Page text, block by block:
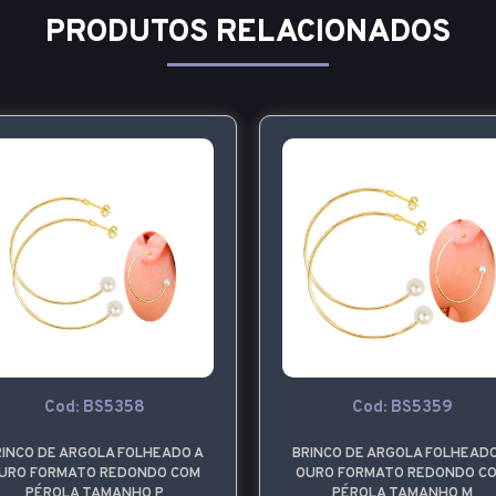
PRODUTOS RELACIONADOS
Cod: BS5358
DE ARGOLA FOLHEADO A
FORMATO REDONDO COM
Cod: BS5359
BRINCO DE ARGOLA
OURO FORMATO REDONDO